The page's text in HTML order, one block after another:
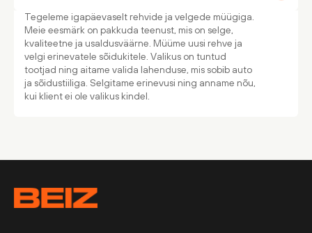
Tegeleme igapäevaselt rehvide ja velgede müügiga.
Meie eesmärk on pakkuda teenust, mis on selge,
kvaliteetne ja usaldusväärne. Müüme uusi rehve ja
velgi erinevatele sõidukitele. Valikus on tuntud
tootjad ning aitame valida lahenduse, mis sobib auto
ja sõidustiiliga. Selgitame erinevusi ning anname nõu,
kui klient ei ole valikus kindel.